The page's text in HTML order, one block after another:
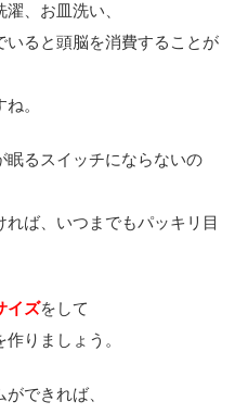
、お皿洗い、
ると頭脳を消費することが
。
眠るスイッチにならないの
ば、いつまでもパッキリ目
イズをして
作りましょう。
できれば、